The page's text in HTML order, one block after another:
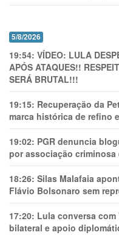
5/8/2026
19:54: VÍDEO: LULA
APÓS ATAQUES!!
SERÁ BRUTAL!!!
19:15: Recuperação da
marca histórica de refino
19:02: PGR denuncia
por associação criminosa
18:26: Silas Malafaia
Flávio Bolsonaro sem
17:20: Lula conversa
bilateral e apoio